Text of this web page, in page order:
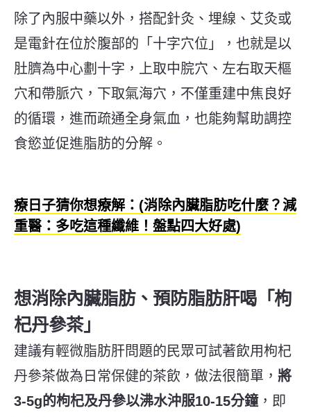
除了內服中藥以外，搭配針灸、埋線、艾灸或
是電針在位於腹部的「十字穴位」，也就是以
肚臍為中心劃十字，上取中脘穴、左右取天樞
穴和帶脈穴，下取氣海穴，不僅重建中焦良好
的循環，進而疏通全身氣血，也能夠幫助調控
食慾並促進脂肪的分解。
療日子猜你想療解：(消除內臟脂肪吃什麼？減
重醫：多吃這種纖維！盤點四大好處)
想消除內臟脂肪、預防脂肪肝喝「枸
杞丹參茶」
建議有輕微脂肪肝問題的民眾可試著飲用枸杞
丹參茶做為日常保健的茶飲， 做法很簡單 ， 將
3-5g的枸杞及丹參以沸水沖服10-15分鐘，即